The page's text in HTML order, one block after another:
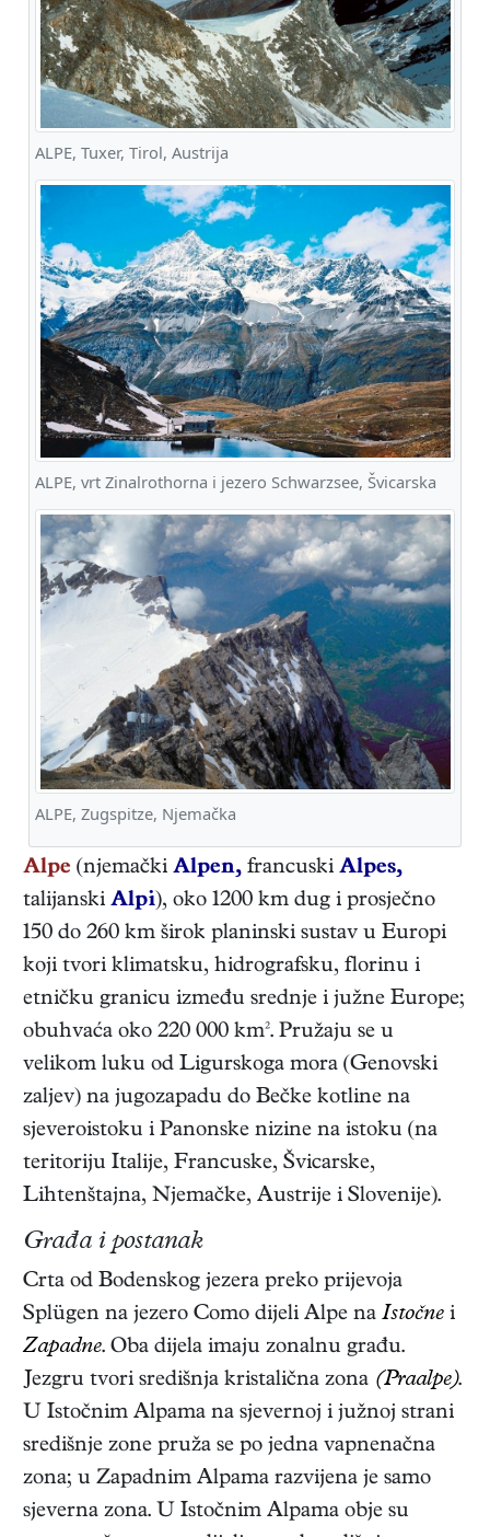
ALPE, Tuxer, Tirol, Austrija
ALPE, vrt Zinalrothorna i jezero Schwarzsee, Švicarska
ALPE, Zugspitze, Njemačka
Alpe (njemački Alpen, francuski Alpes,
talijanski Alpi), oko 1200 km dug i prosječno
150 do 260 km širok planinski sustav u Europi
koji tvori klimatsku, hidrografsku, florinu i
etničku granicu između srednje i južne Europe;
obuhvaća oko 220 000 km². Pružaju se u
velikom luku od Ligurskoga mora (Genovski
zaljev) na jugozapadu do Bečke kotline na
sjeveroistoku i Panonske nizine na istoku (na
teritoriju Italije, Francuske, Švicarske,
Lihtenštajna, Njemačke, Austrije i Slovenije).
Građa i postanak
Crta od Bodenskog jezera preko prijevoja
Splügen na jezero Como dijeli Alpe na Istočne i
Zapadne. Oba dijela imaju zonalnu građu.
Jezgru tvori središnja kristalična zona (Praalpe).
U Istočnim Alpama na sjevernoj i južnoj strani
središnje zone pruža se po jedna vapnenačna
zona; u Zapadnim Alpama razvijena je samo
sjeverna zona. U Istočnim Alpama obje su